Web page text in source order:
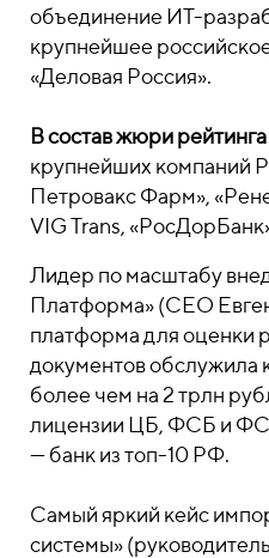
объединение ИТ-
крупнейшее
«Деловая Россия».
В состав жюри
крупнейших компаний
Петровакс Фарм»,
VIG Trans,
Лидер по масштабу
Платформа» (CEO
платформа для оценки
документов обслужила
более чем на 2 трлн
лицензии ЦБ, ФСБ и
— банк из топ-10 РФ.
Самый яркий кейс
системы»